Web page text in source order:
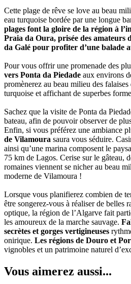
Cette plage de rêve se love au beau
eau turquoise bordée par une longue
plages font la gloire de la région à
Praia da Oura, prisée des amateurs
da Galé pour profiter d’une balade
Pour vous offrir une promenade des
vers Ponta da Piedade aux environs
promènerez au beau milieu des falaises
turquoise et affichant de superbes
Sachez que la visite de Ponta da
bateau, afin de pouvoir observer de
Enfin, si vous préférez une ambiance
de Vilamoura saura vous séduire.
ainsi qu’une marina composent le
75 km de Lagos. Cerise sur le gâteau,
romaines viennent se nicher au beau
moderne de Vilamoura !
Lorsque vous planifierez combien de
être songerez-vous à réaliser de belles
optique, la région de l’Algarve fait
les amoureux de la marche sauvage.
secrètes et gorges vertigineuses
onirique. Les régions de Douro et
vignobles et un patrimoine naturel
Vous aimerez aussi...